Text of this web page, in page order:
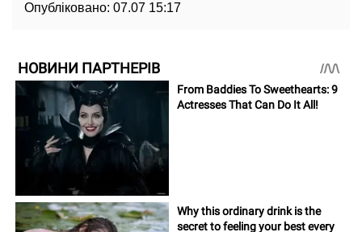
Опубліковано: 07.07 15:17